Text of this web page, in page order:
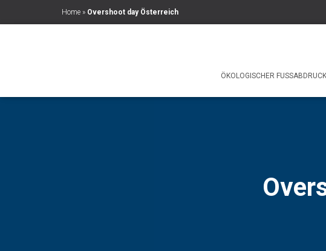
Home » Overshoot day Österreich
ÖKOLOGISCHER FUSSABDRUCK